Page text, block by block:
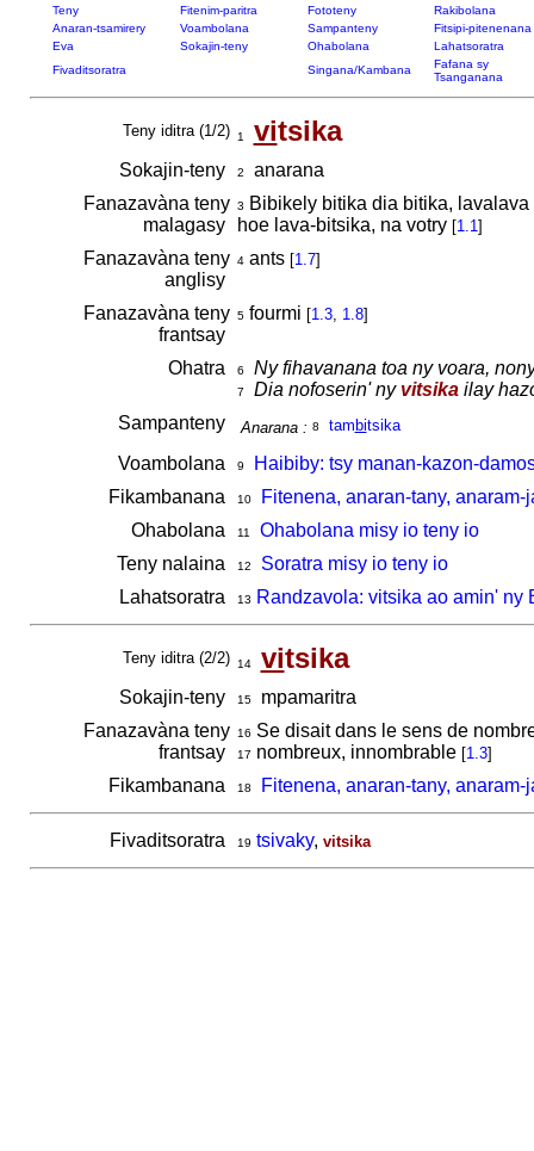
Teny Fitenim-paritra Fototeny
Rakibolana
Anaran-tsamirery
Voambolana Sampanteny
Fitsipi-pitenenana
Eva
Sokajin-teny Ohabolana
Lahatsoratra
Fivaditsoratra
Singana/Kambana
Fafana sy
Tsanganana
Teny iditra (1/2) 1 vitsika
Sokajin-teny 2
anarana
Fanazavàna teny
malagasy
3
Bibikely bitika dia bitika,
hoe lava-bitsika, na votry [1.1]
Fanazavàna teny
anglisy
4ants [1.7]
Fanazavàna teny
frantsay
5fourmi [1.3, 1.8]
Ohatra 6 Ny fihavanana toa ny voara,
7 Dia nofoserin' ny vitsikailay
Sampanteny
Anarana : 8 tam bitsika
Voambolana 9
Haibiby: tsy manan-kazon-
Fikambanana
10
Fitenena, anaran-tany,
Ohabolana
11
Ohabolana misy io teny io
Teny nalaina
12
Soratra misy io teny io
Lahatsoratra
13 Randzavola: vitsika ao amin' ny
Teny iditra (2/2) 14 vitsika
Sokajin-teny 15mpamaritra
Fanazavàna teny
frantsay
16 Se disait dans le sens de
17 nombreux, innombrable [1.3]
Fikambanana 18 Fitenena, anaran-tany,
Fivaditsoratra 19 tsivaky, vitsika